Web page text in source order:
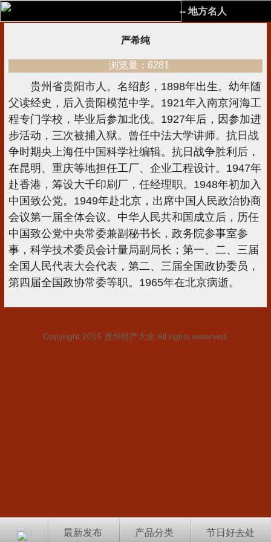
-- 地方名人
严希纯
浏览量：6281
贵州省贵阳市人。名绍彭，1898年出生。幼年随
父读经史，后入贵阳模范中学。1921年入南京河海工
程专门学校，毕业后参加北伐。1927年后，因参加进
步活动，三次被捕入狱。曾任中法大学讲师。抗日战
争时期央上海任中国科学社编辑。抗日战争胜利后，
在昆明、重庆等地担任工厂、企业工程设计。1947年
赴香港，筹设大千印刷厂，任经理职。1948年初加入
中国致公党。1949年赴北京，出席中国人民政治协商
会议第一届全体会议。中华人民共和国成立后，历任
中国致公党中央常委兼副秘书长，政务院参事室参
事，科学技术委员会计量局副局长；第一、二、三届
全国人民代表大会代表，第二、三届全国政协委员，
第四届全国政协常委等职。1965年在北京病逝。
Copyright 2015 贵州特产大全 All rights reserved.
最新发布 产品分类 节日好去处